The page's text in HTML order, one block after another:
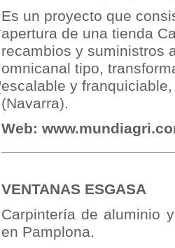
Es un proyecto que
apertura de una tienda
recambios y suministros
omnicanal tipo,
escalable y
(Navarra).
Web:
VENTANAS ESGASA
Carpintería de aluminio
en Pamplona.